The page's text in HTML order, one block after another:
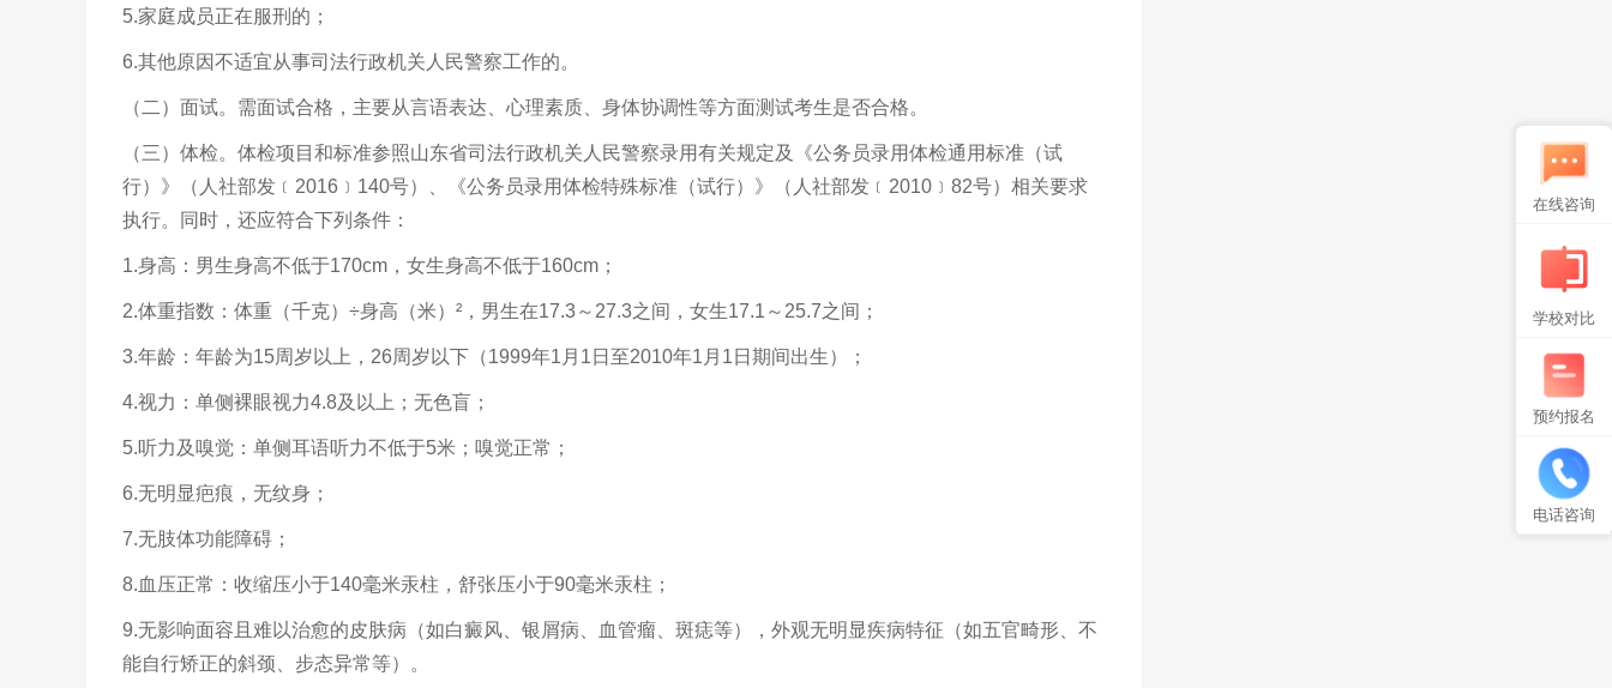
5.家庭成员正在服刑的；
6.其他原因不适宜从事司法行政机关人民警察工作的。
（二）面试。需面试合格，主要从言语表达、心理素质、身体协调性等方面测试考生是否合格。
（三）体检。体检项目和标准参照山东省司法行政机关人民警察录用有关规定及《公务员录用体检通用标准（试
行）》（人社部发﹝2016﹞140号）、《公务员录用体检特殊标准（试行）》（人社部发﹝2010﹞82号）相关要求
执行。同时，还应符合下列条件：
1.身高：男生身高不低于170cm，女生身高不低于160cm；
2.体重指数：体重（千克）÷身高（米）²，男生在17.3～27.3之间，女生17.1～25.7之间；
3.年龄：年龄为15周岁以上，26周岁以下（1999年1月1日至2010年1月1日期间出生）；
4.视力：单侧裸眼视力4.8及以上；无色盲；
5.听力及嗅觉：单侧耳语听力不低于5米；嗅觉正常；
6.无明显疤痕，无纹身；
7.无肢体功能障碍；
8.血压正常：收缩压小于140毫米汞柱，舒张压小于90毫米汞柱；
9.无影响面容且难以治愈的皮肤病（如白癜风、银屑病、血管瘤、斑痣等），外观无明显疾病特征（如五官畸形、不
能自行矫正的斜颈、步态异常等）。
在线咨询
学校对比
预约报名
电话咨询